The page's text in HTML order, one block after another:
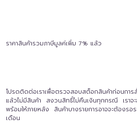
ราคาสินค้ารวมภาษีมูลค่เพิ่ม 7% แล้ว
โปรดติดต่อเราเพื่อตรวจสอบสต็อกสินค้าก่อนก
แล้วไม่มีสินค้า สงวนสิทธิ์ไม่คืนเงินทุกกรณี เราจ
พร้อมให้ภายหลัง สินค้าบางรายการอาจจะต้องรอ
เดือน